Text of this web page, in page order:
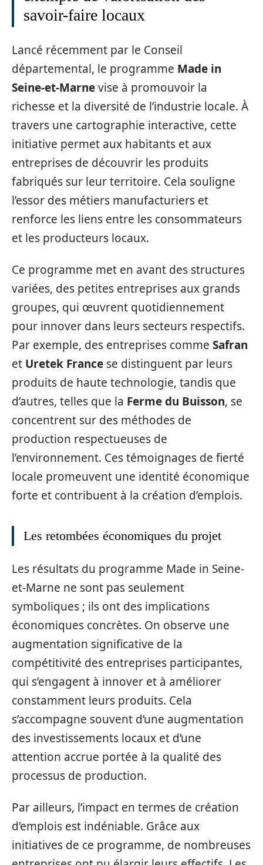
savoir-faire locaux
Lancé récemment par le Conseil
départemental, le programme Made in
Seine-et-Marnevise à promouvoir la
richesse et la diversité de l’industrie locale. À
travers une cartographie interactive, cette
initiative permet aux habitants et aux
entreprises de découvrir les produits
fabriqués sur leur territoire. Cela souligne
l’essor des métiers manufacturiers et
renforce les liens entre les consommateurs
et les producteurs locaux.
Ce programme met en avant des structures
variées, des petites entreprises aux grands
groupes, qui œuvrent quotidiennement
pour innover dans leurs secteurs respectifs.
Par exemple, des entreprises comme Safran
et Uretek France se distinguent par leurs
produits de haute technologie, tandis que
d’autres, telles que la Ferme du Buisson, se
concentrent sur des méthodes de
production respectueuses de
l’environnement. Ces témoignages de fierté
locale promeuvent une identité économique
forte et contribuent à la création d’emplois.
Les retombées économiques du projet
Les résultats du programme Made in Seine-
et-Marne ne sont pas seulement
symboliques ; ils ont des implications
économiques concrètes. On observe une
augmentation significative de la
compétitivité des entreprises participantes,
qui s’engagent à innover et à améliorer
constamment leurs produits. Cela
s’accompagne souvent d’une augmentation
des investissements locaux et d’une
attention accrue portée à la qualité des
processus de production.
Par ailleurs, l’impact en termes de création
d’emplois est indéniable. Grâce aux
initiatives de ce programme, de nombreuses